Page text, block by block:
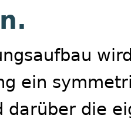
ein
darüber die